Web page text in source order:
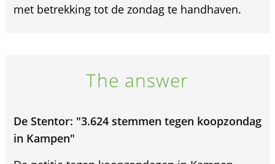
met betrekking tot de zondag te handhaven.
The answer
De Stentor: "3.624 stemmen tegen koopzondag
in Kampen"